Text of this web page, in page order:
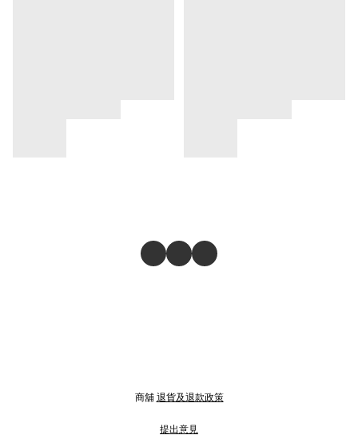
商舖 退貨及退款政策
提出意見